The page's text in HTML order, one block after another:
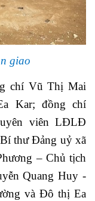
giao
chí Vũ Thị Mai
Kar; đồng chí
viên LĐLĐ
thư Đảng uỷ xã
– Chủ tịch
Quang Huy -
và Đô thị Ea